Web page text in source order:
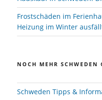
Frostschäden im
Heizung im Winter
NOCH MEHR SCHWEDEN
Schweden Tipps &